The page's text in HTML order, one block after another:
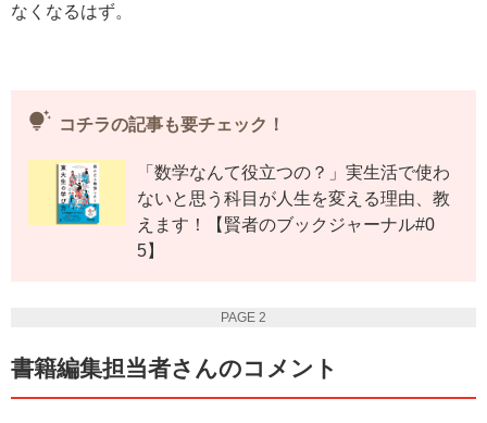
なくなるはず。
tips_and_updates コチラの記事も要チェック！
「数学なんて役立つの？」実生活で使わ
ないと思う科目が人生を変える理由、教
えます！【賢者のブックジャーナル#0
5】
PAGE 2
書籍編集担当者さんのコメント